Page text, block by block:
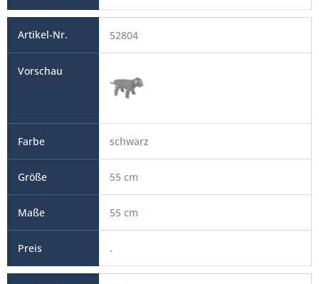
52804
schwarz
55 cm
55 cm
.